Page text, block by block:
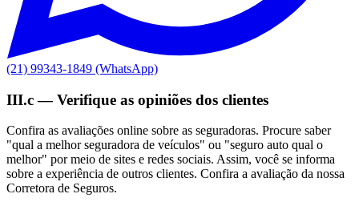
(21) 99343-1849 (WhatsApp)
III.c — Verifique as opiniões dos clientes
Confira as avaliações online sobre as seguradoras. Procure saber
"qual a melhor seguradora de veículos" ou "seguro auto qual o
melhor" por meio de sites e redes sociais. Assim, você se informa
sobre a experiência de outros clientes. Confira a avaliação da nossa
Corretora de Seguros.